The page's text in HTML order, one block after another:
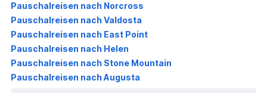
Pauschalreisen nach Norcross
Pauschalreisen nach Valdosta
Pauschalreisen nach East Point
Pauschalreisen nach Helen
Pauschalreisen nach Stone Mountain
Pauschalreisen nach Augusta